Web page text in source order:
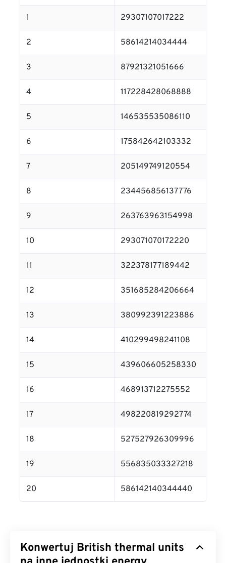
1 29307107017222
2 58614214034444
3 87921321051666
4 117228428068888
5 146535535086110
6 175842642103332
7 205149749120554
8 234456856137776
9 263763963154998
10 293071070172220
11 322378177189442
12 351685284206664
13 380992391223886
14 410299498241108
15 439606605258330
16 468913712275552
17 498220819292774
18 527527926309996
19 556835033327218
20 586142140344440
Konwertuj British thermal units